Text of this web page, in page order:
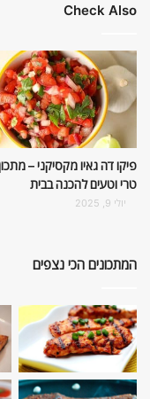
Check Also
פיקו דה גאיו מקסיקני –
טרי וטעים להכנה בבית
יולי 9, 2025
המתכונים הכי נצפים